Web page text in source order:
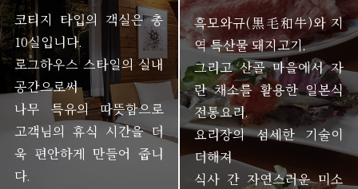
코티지 타입의 객실은 총
10실입니다.
로그하우스 스타일의 실내
공간으로써
나무 특유의 따뜻함으로
고객님의 휴식 시간을 더
욱 편안하게 만들어 줍니
다.
흑모와규(黒毛和牛)와 지
역 특산물 돼지고기,
그리고 산골 마을에서 자
란 채소를 활용한 일본식
전통요리.
요리장의 섬세한 기술이
더해져
식사 간 자연스러운 미소